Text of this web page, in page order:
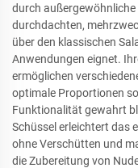
durch außergewöhnliche
durchdachten,
über den klassischen
Anwendungen eignet.
ermöglichen
optimale Proportionen
Funktionalität gewahrt
Schüssel erleichtert das
ohne Verschütten und
die Zubereitung von